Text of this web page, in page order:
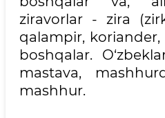
ziravorlar - zira
qalampir, koriander,
boshqalar.
mastava,
mashhur.